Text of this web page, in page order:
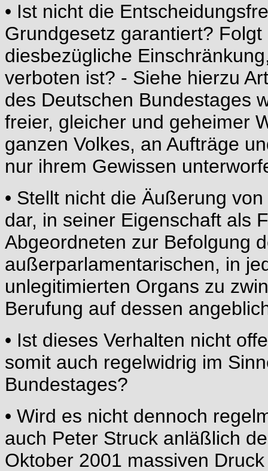
• Ist nicht die
Grundgesetz garantiert?
diesbezügliche
verboten ist? - Siehe hierzu
des Deutschen Bundestages
freier, gleicher und geheimer
ganzen Volkes, an Aufträge
nur ihrem Gewissen
• Stellt nicht die Äußerung
dar, in seiner Eigenschaft als
Abgeordneten zur Befolgung
außerparlamentarischen, in
unlegitimierten Organs zu
Berufung auf dessen
• Ist dieses Verhalten nicht
somit auch regelwidrig im
Bundestages?
• Wird es nicht dennoch
auch Peter Struck anläßlich
Oktober 2001 massiven